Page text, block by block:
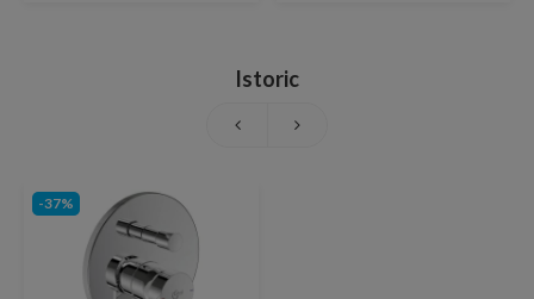
Istoric
-37%